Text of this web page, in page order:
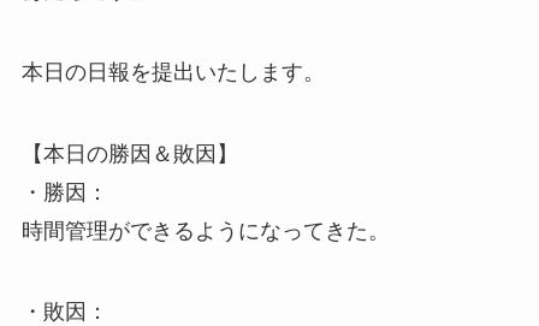
本日の日報を提出いたします。
【本日の勝因＆敗因】
・勝因：
時間管理ができるようになってきた。
・敗因：